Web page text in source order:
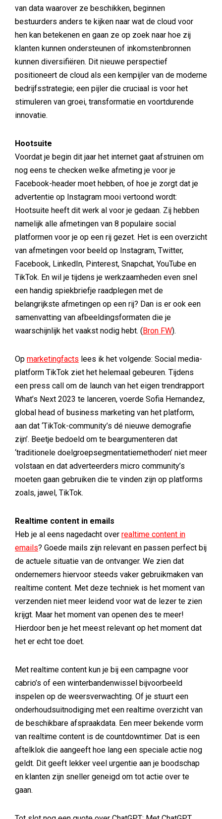
van data waarover ze beschikken, beginnen
bestuurders anders te kijken naar wat de cloud voor
hen kan betekenen en gaan ze op zoek naar hoe zij
klanten kunnen ondersteunen of inkomstenbronnen
kunnen diversifiëren. Dit nieuwe perspectief
positioneert de cloud als een kernpijler van de moderne
bedrijfsstrategie; een pijler die cruciaal is voor het
stimuleren van groei, transformatie en voortdurende
innovatie.
Hootsuite
Voordat je begin dit jaar het internet gaat afstruinen om
nog eens te checken welke afmeting je voor je
Facebook-header moet hebben, of hoe je zorgt dat je
advertentie op Instagram mooi vertoond wordt:
Hootsuite heeft dit werk al voor je gedaan. Zij hebben
namelijk alle afmetingen van 8 populaire social
platformen voor je op een rij gezet. Het is een overzicht
van afmetingen voor beeld op Instagram, Twitter,
Facebook, LinkedIn, Pinterest, Snapchat, YouTube en
TikTok. En wil je tijdens je werkzaamheden even snel
een handig spiekbriefje raadplegen met de
belangrijkste afmetingen op een rij? Dan is er ook een
samenvatting van afbeeldingsformaten die je
waarschijnlijk het vaakst nodig hebt. (Bron FW).
Op marketingfacts lees ik het volgende: Social media-
platform TikTok ziet het helemaal gebeuren. Tijdens
een press call om de launch van het eigen trendrapport
What’s Next 2023 te lanceren, voerde Sofia Hernandez,
global head of business marketing van het platform,
aan dat ‘TikTok-community’s dé nieuwe demografie
zijn’. Beetje bedoeld om te beargumenteren dat
‘traditionele doelgroepsegmentatiemethoden’ niet meer
volstaan en dat adverteerders micro community’s
moeten gaan gebruiken die te vinden zijn op platforms
zoals, jawel, TikTok.
Realtime content in emails
Heb je al eens nagedacht over realtime content in
emails? Goede mails zijn relevant en passen perfect bij
de actuele situatie van de ontvanger. We zien dat
ondernemers hiervoor steeds vaker gebruikmaken van
realtime content. Met deze techniek is het moment van
verzenden niet meer leidend voor wat de lezer te zien
krijgt. Maar het moment van openen des te meer!
Hierdoor ben je het meest relevant op het moment dat
het er echt toe doet.
Met realtime content kun je bij een campagne voor
cabrio’s of een winterbandenwissel bijvoorbeeld
inspelen op de weersverwachting. Of je stuurt een
onderhoudsuitnodiging met een realtime overzicht van
de beschikbare afspraakdata. Een meer bekende vorm
van realtime content is de countdowntimer. Dat is een
aftelklok die aangeeft hoe lang een speciale actie nog
geldt. Dit geeft lekker veel urgentie aan je boodschap
en klanten zijn sneller geneigd om tot actie over te
gaan.